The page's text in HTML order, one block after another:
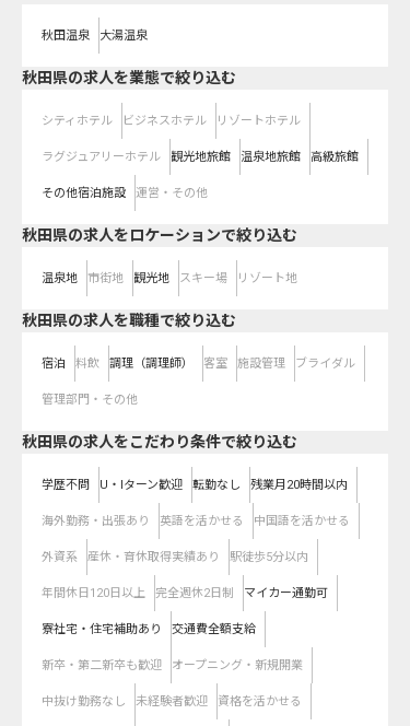
秋田温泉 大湯温泉
秋田県の求人を業態で絞り込む
シティホテル ビジネスホテル リゾートホテル
ラグジュアリーホテル 観光地旅館 温泉地旅館 高級旅館
その他宿泊施設 運営・その他
秋田県の求人をロケーションで絞り込む
温泉地 市街地 観光地 スキー場 リゾート地
秋田県の求人を職種で絞り込む
宿泊 料飲 調理（調理師） 客室 施設管理 ブライダル
管理部門・その他
秋田県の求人をこだわり条件で絞り込む
学歴不問 U・Iターン歓迎 転勤なし 残業月20時間以内
海外勤務・出張あり 英語を活かせる 中国語を活かせる
外資系 産休・育休取得実績あり 駅徒歩5分以内
年間休日120日以上 完全週休2日制 マイカー通勤可
寮社宅・住宅補助あり 交通費全額支給
新卒・第二新卒も歓迎 オープニング・新規開業
中抜け勤務なし 未経験者歓迎 資格を活かせる